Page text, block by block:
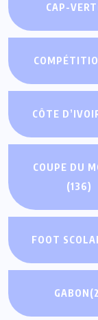
CAP-VERT
CÔTE
COUPE DU
(136)
FOOT
GABON